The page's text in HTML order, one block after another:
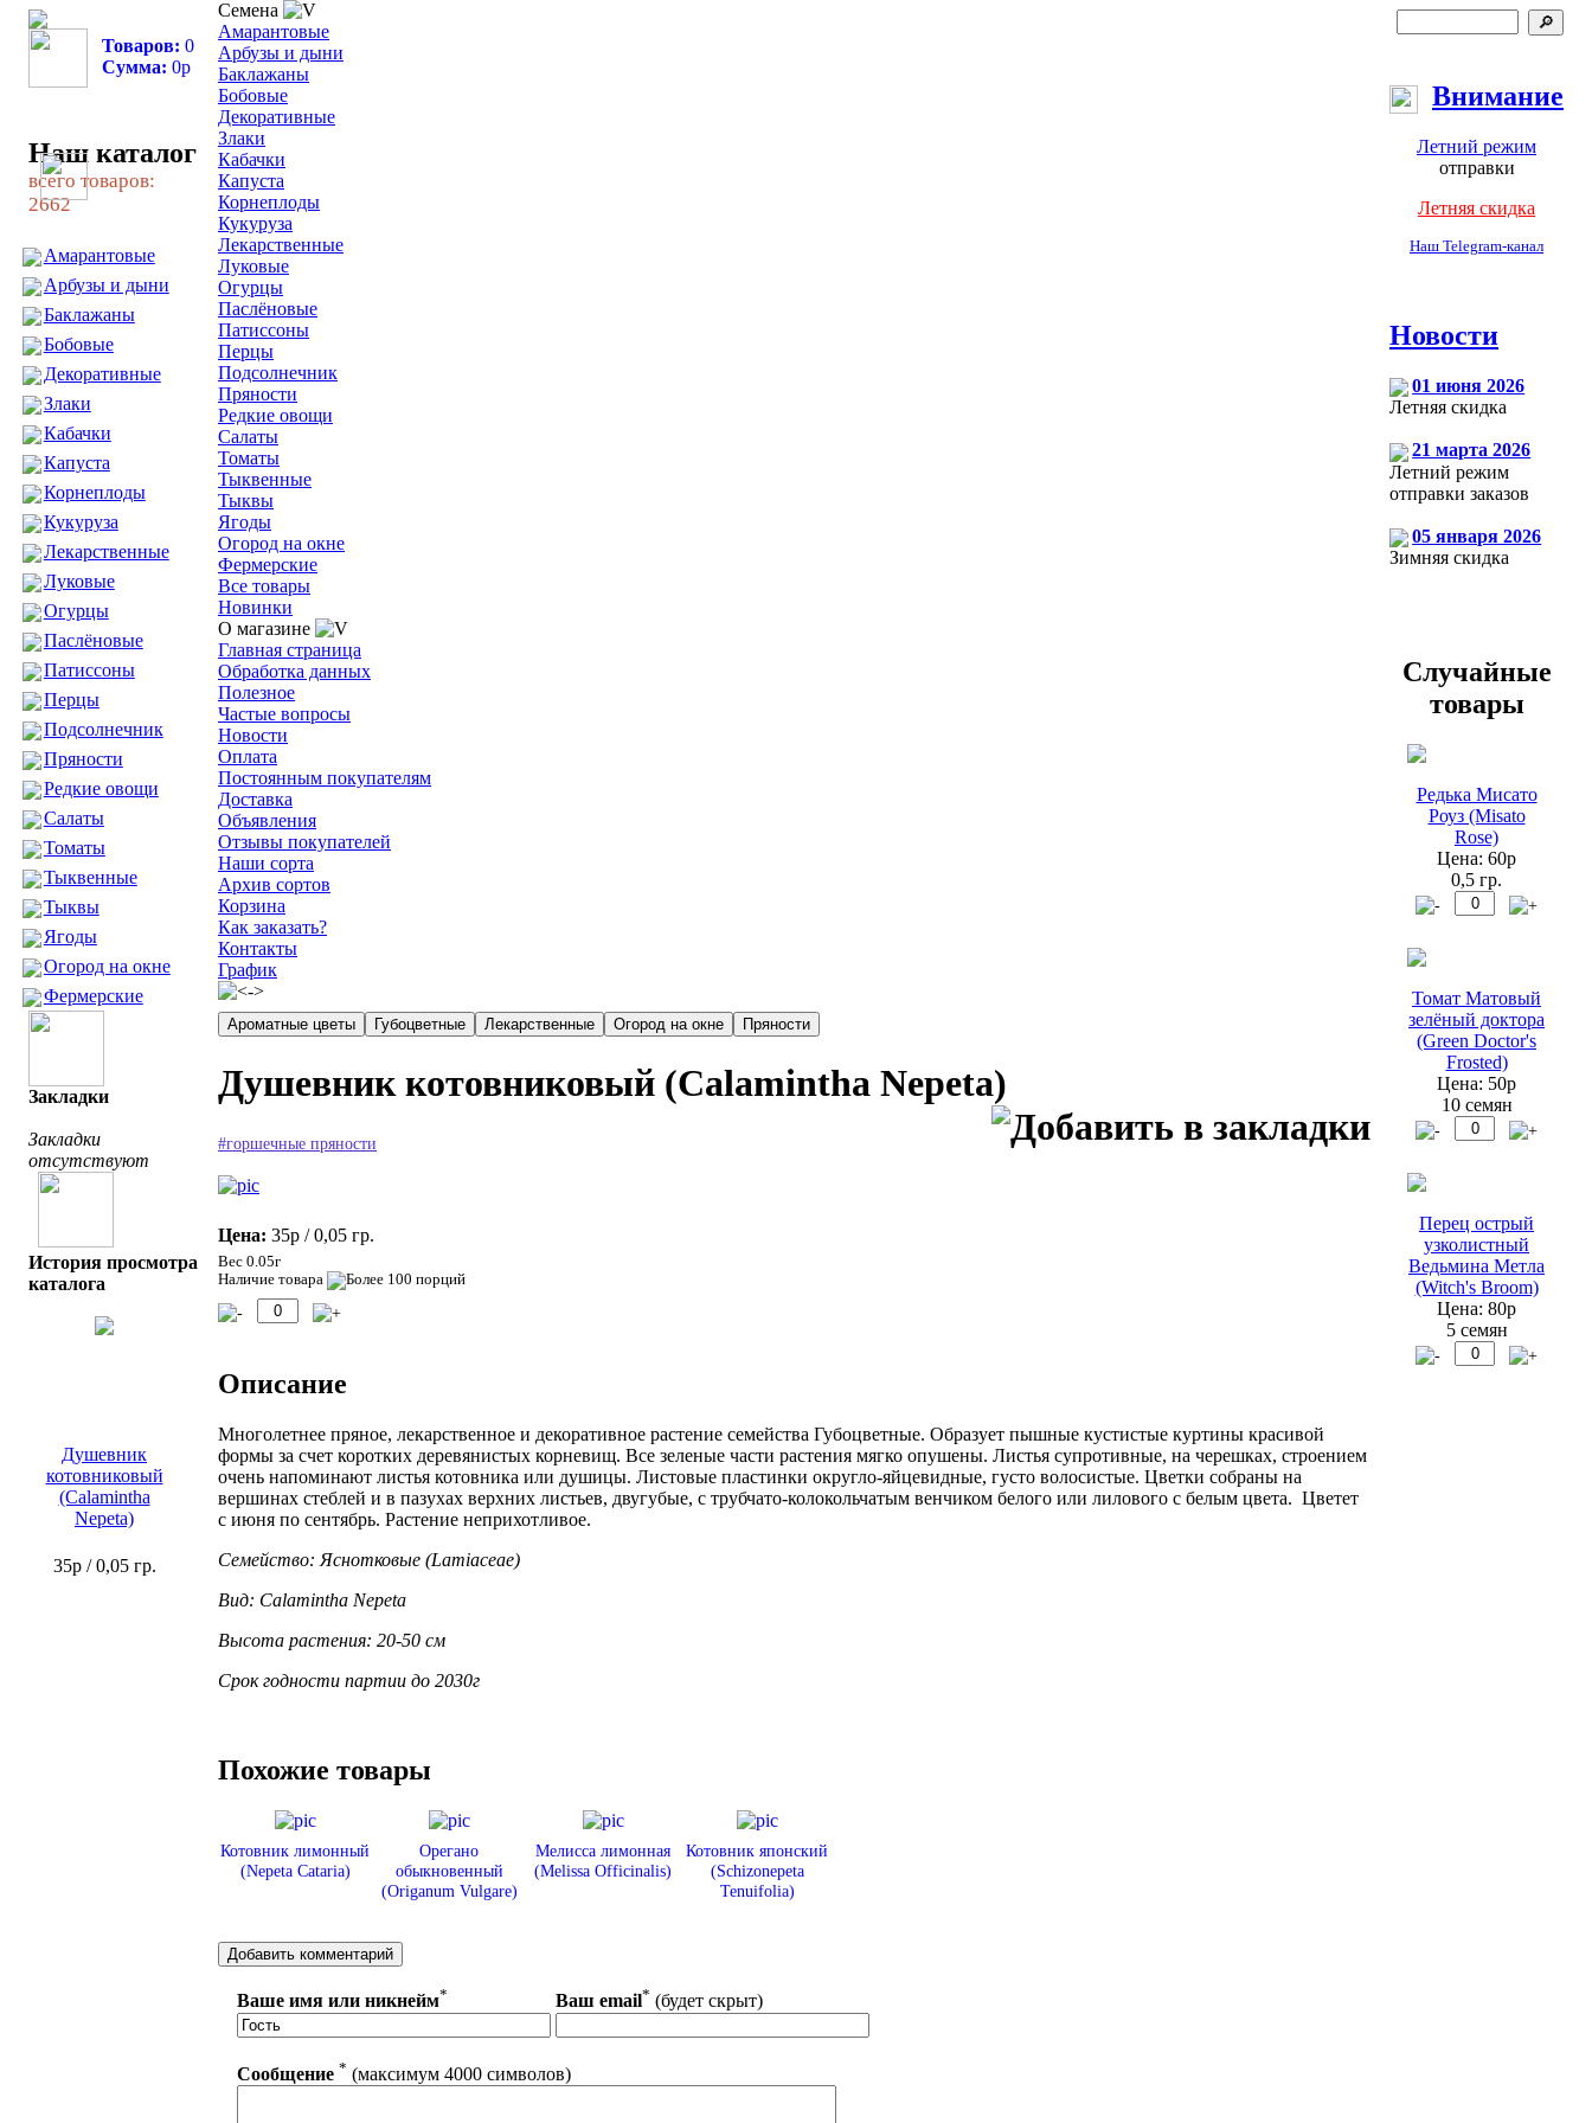
Товаров: 0
Сумма: 0р
Наш каталог
всего товаров:
2662
Амарантовые
Арбузы и дыни
Баклажаны
Бобовые
Декоративные
Злаки
Кабачки
Капуста
Корнеплоды
Кукуруза
Лекарственные
Луковые
Огурцы
Паслёновые
Патиссоны
Перцы
Подсолнечник
Пряности
Редкие овощи
Салаты
Томаты
Тыквенные
Тыквы
Ягоды
Огород на окне
Фермерские
Закладки
Закладки
отсутствуют
История просмотра
каталога
Душевник
котовниковый
(Calamintha
Nepeta)
35р / 0,05 гр.
Семена
Амарантовые
Арбузы и дыни
Баклажаны
Бобовые
Декоративные
Злаки
Кабачки
Капуста
Корнеплоды
Кукуруза
Лекарственные
Луковые
Огурцы
Паслёновые
Патиссоны
Перцы
Подсолнечник
Пряности
Редкие овощи
Салаты
Томаты
Тыквенные
Тыквы
Ягоды
Огород на окне
Фермерские
Все товары
Новинки
О магазине
Главная страница
Обработка данных
Полезное
Частые вопросы
Новости
Оплата
Постоянным покупателям
Доставка
Объявления
Отзывы покупателей
Наши сорта
Архив сортов
Корзина
Как заказать?
Контакты
График
Душевник котовниковый (Calamintha Nepeta)
#горшечные пряности
Цена: 35р / 0,05 гр.
Вес 0.05г
Наличие товара
Описание
Многолетнее пряное, лекарственное и декоративное растение семейства Губоцветные. Образует пышные кустистые куртины красивой
формы за счет коротких деревянистых корневищ. Все зеленые части растения мягко опушены. Листья супротивные, на черешках, строением
очень напоминают листья котовника или душицы. Листовые пластинки округло-яйцевидные, густо волосистые. Цветки собраны на
вершинах стеблей и в пазухах верхних листьев, двугубые, с трубчато-колокольчатым венчиком белого или лилового с белым цвета. Цветет
с июня по сентябрь. Растение неприхотливое.
Семейство: Яснотковые (Lamiaceae)
Вид: Calamintha Nepeta
Высота растения: 20-50 см
Срок годности партии до 2030г
Похожие товары
Котовник лимонный
(Nepeta Cataria)
Орегано
обыкновенный
(Origanum Vulgare)
Мелисса лимонная
(Melissa Officinalis)
Котовник японский
(Schizonepeta
Tenuifolia)
Ваше имя или никнейм* Ваш email* (будет скрыт)
Сообщение * (максимум 4000 символов)
Внимание
Летний режим
отправки
Летняя скидка
Наш Telegram-канал
Новости
01 июня 2026
Летняя скидка
21 марта 2026
Летний режим
отправки заказов
05 января 2026
Зимняя скидка
Случайные
товары
Редька Мисато
Роуз (Misato
Rose)
Цена: 60р
0,5 гр.
Томат Матовый
зелёный доктора
(Green Doctor's
Frosted)
Цена: 50р
10 семян
Перец острый
узколистный
Ведьмина Метла
(Witch's Broom)
Цена: 80р
5 семян